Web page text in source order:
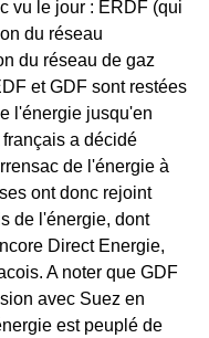
vu le jour : ERDF (qui
du réseau
du réseau de gaz
et GDF sont restées
l'énergie jusqu'en
a décidé
de l'énergie à
ont donc rejoint
de l'énergie, dont
Direct Energie,
A noter que GDF
avec Suez en
est peuplé de